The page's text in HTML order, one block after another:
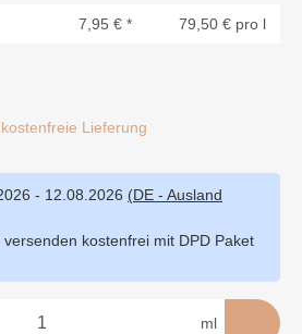
7,95 €* 79,50 € pro l
Lieferung
- 12.08.2026 (DE - Ausland
kostenfrei mit DPD Paket
ml